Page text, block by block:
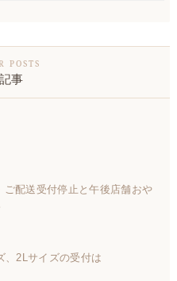
事
配送受付停止と午後店舗おや
、2Lサイズの受付は